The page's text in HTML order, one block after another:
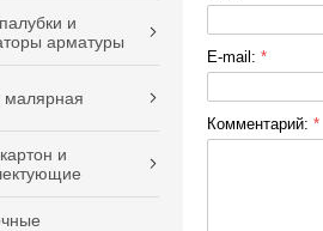
и
арматуры
малярная
и
E-mail: *
Комментарий: *